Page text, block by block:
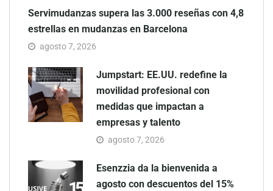
Servimudanzas supera las 3.000 reseñas con 4,8
estrellas en mudanzas en Barcelona
agosto 7, 2026
Jumpstart: EE.UU. redefine la
movilidad profesional con
medidas que impactan a
empresas y talento
agosto 7, 2026
Esenzzia da la bienvenida a
agosto con descuentos del 15%